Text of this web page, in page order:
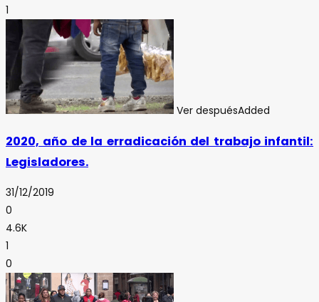
1
Ver despuésAdded
2020, año de la erradicación del trabajo infantil:
Legisladores.
31/12/2019
0
4.6K
1
0